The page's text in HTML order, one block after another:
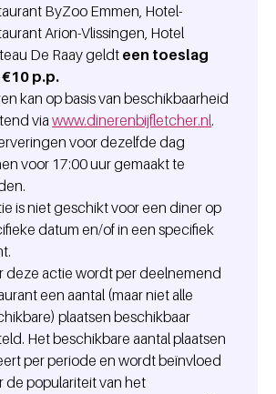
ByZoo Emmen, Hotel-
Arion-Vlissingen, Hotel
De Raay geldt een toeslag
p.p.
kan op basis van beschikbaarheid
viawww.dinerenbijfletcher.nl.
voor dezelfde dag
voor 17:00 uur gemaakt te
is niet geschikt voor een diner op
datum en/of in een specifiek
deze actie wordt per deelnemend
een aantal (maar niet alle
plaatsen beschikbaar
Het beschikbare aantal plaatsen
per periode en wordt beïnvloed
de populariteit van het